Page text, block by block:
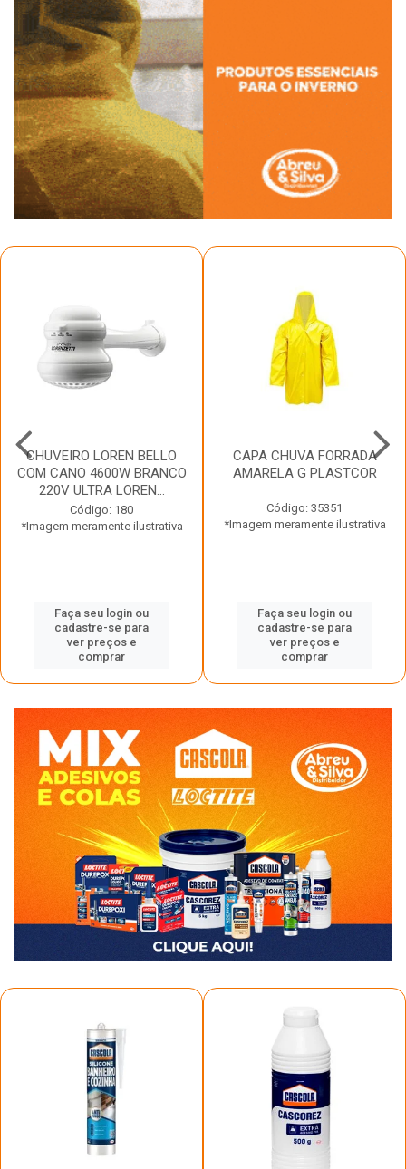
CHUVEIRO LOREN BELLO
COM CANO 4600W BRANCO
220V ULTRA LOREN...
Código: 180
*Imagem meramente ilustrativa
Faça seu login ou
cadastre-se para
ver preços e
comprar
CAPA CHUVA FORRADA
AMARELA G PLASTCOR
Código: 35351
*Imagem meramente ilustrativa
Faça seu login ou
cadastre-se para
ver preços e
comprar